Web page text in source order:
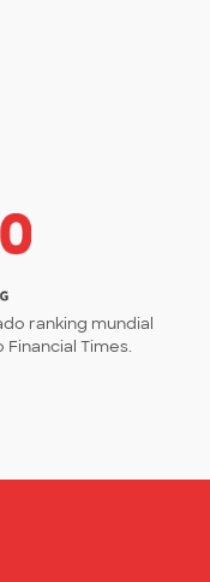
ranking mundial
Financial Times.